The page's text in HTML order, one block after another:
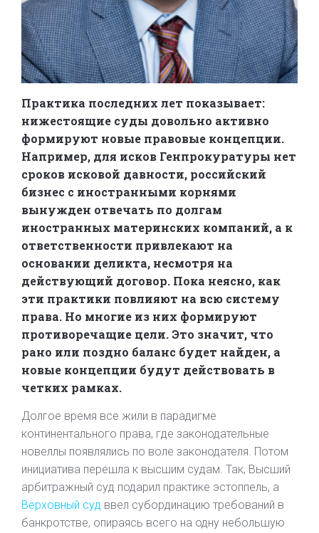
Практика последних лет показывает:
нижестоящие суды довольно активно
формируют новые правовые концепции.
Например, для исков Генпрокуратуры нет
сроков исковой давности, российский
бизнес с иностранными корнями
вынужден отвечать по долгам
иностранных материнских компаний, а к
ответственности привлекают на
основании деликта, несмотря на
действующий договор. Пока неясно, как
эти практики повлияют на всю систему
права. Но многие из них формируют
противоречащие цели. Это значит, что
рано или поздно баланс будет найден, а
новые концепции будут действовать в
четких рамках.
Долгое время все жили в парадигме
континентального права, где законодательные
новеллы появлялись по воле законодателя. Потом
инициатива перешла к высшим судам. Так, Высший
арбитражный суд подарил практике эстоппель, а
Верховный суд ввел субординацию требований в
банкротстве, опираясь всего на одну небольшую